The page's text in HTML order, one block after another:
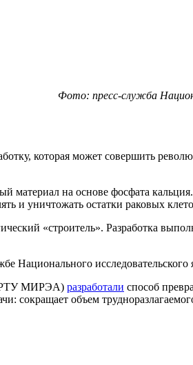
Фото: пресс-служба
которая может совершить
материал на основе фосфата
и уничтожать остатки раковых
«строитель». Разработка
Национального
(РТУ МИРЭА) разработали способ
объем